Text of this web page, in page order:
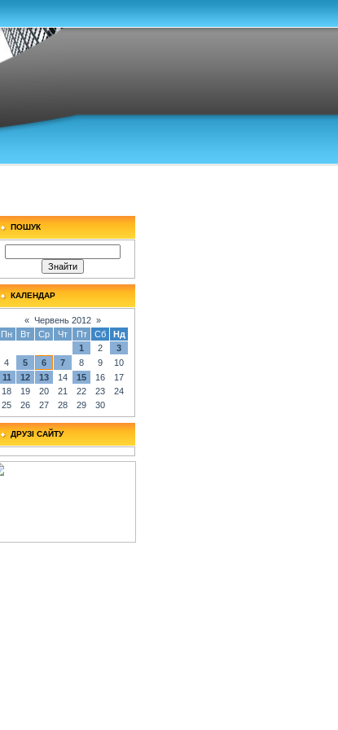
ПОШУК
КАЛЕНДАР
« Червень 2012 »
Пн
Вт Ср Чт Пт Сб
Нд
1
2
3
4
5 6 7 8 9
10
11
12 13 14 15 16
17
18
19 20 21 22 23
24
25
26 27 28 29 30
ДРУЗІ САЙТУ